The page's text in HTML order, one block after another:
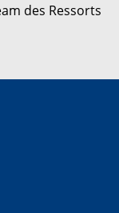
des Ressorts